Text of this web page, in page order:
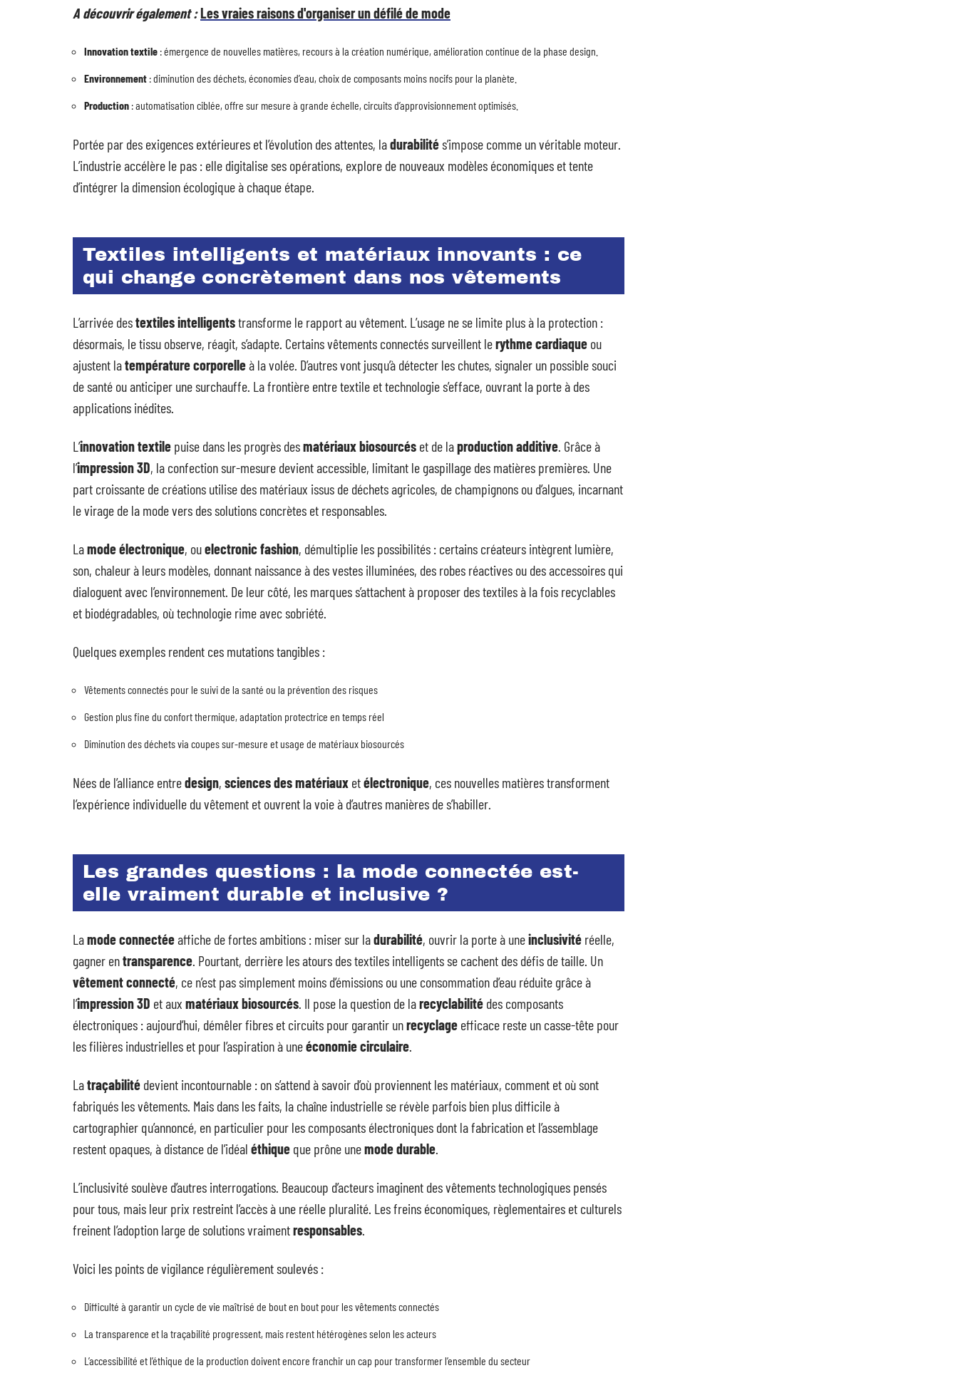
A découvrir également :Les vraies raisons d'organiser un défilé de mode
Innovation textile : émergence de nouvelles matières, recours à la création numérique, amélioration continue de la phase design.
Environnement : diminution des déchets, économies d’eau, choix de composants moins nocifs pour la planète.
Production : automatisation ciblée, offre sur mesure à grande échelle, circuits d’approvisionnement optimisés.
Portée par des exigences extérieures et l’évolution des attentes, ladurabilités’impose comme un véritable moteur.
L’industrie accélère le pas : elle digitalise ses opérations, explore de nouveaux modèles économiques et tente
d’intégrer la dimension écologique à chaque étape.
Textiles intelligents et matériaux innovants : ce
qui change concrètement dans nos vêtements
L’arrivée destextiles intelligentstransforme le rapport au vêtement. L’usage ne se limite plus à la protection :
désormais, le tissu observe, réagit, s’adapte. Certains vêtements connectés surveillent lerythme cardiaque ou
ajustent latempérature corporelleà la volée. D’autres vont jusqu’à détecter les chutes, signaler un possible souci
de santé ou anticiper une surchauffe. La frontière entre textile et technologie s’efface, ouvrant la porte à des
applications inédites.
L’innovation textile puise dans les progrès desmatériaux biosourcés et de laproduction additive. Grâce à
l’impression 3D, la confection sur-mesure devient accessible, limitant le gaspillage des matières premières. Une
part croissante de créations utilise des matériaux issus de déchets agricoles, de champignons ou d’algues, incarnant
le virage de la mode vers des solutions concrètes et responsables.
Lamode électronique, ouelectronic fashion, démultiplie les possibilités : certains créateurs intègrent lumière,
son, chaleur à leurs modèles, donnant naissance à des vestes illuminées, des robes réactives ou des accessoires qui
dialoguent avec l’environnement. De leur côté, les marques s’attachent à proposer des textiles à la fois recyclables
et biodégradables, où technologie rime avec sobriété.
Quelques exemples rendent ces mutations tangibles :
Vêtements connectés pour le suivi de la santé ou la prévention des risques
Gestion plus fine du confort thermique, adaptation protectrice en temps réel
Diminution des déchets via coupes sur-mesure et usage de matériaux biosourcés
Nées de l’alliance entredesign, sciences des matériaux etélectronique, ces nouvelles matières transforment
l’expérience individuelle du vêtement et ouvrent la voie à d’autres manières de s’habiller.
Les grandes questions : la mode connectée est-
elle vraiment durable et inclusive ?
Lamode connectéeaffiche de fortes ambitions : miser sur ladurabilité, ouvrir la porte à uneinclusivité réelle,
gagner entransparence. Pourtant, derrière les atours des textiles intelligents se cachent des défis de taille. Un
vêtement connecté, ce n’est pas simplement moins d’émissions ou une consommation d’eau réduite grâce à
l’impression 3D et aux matériaux biosourcés. Il pose la question de larecyclabilité des composants
électroniques : aujourd’hui, démêler fibres et circuits pour garantir unrecyclage efficace reste un casse-tête pour
les filières industrielles et pour l’aspiration à uneéconomie circulaire.
Latraçabilité devient incontournable : on s’attend à savoir d’où proviennent les matériaux, comment et où sont
fabriqués les vêtements. Mais dans les faits, la chaîne industrielle se révèle parfois bien plus difficile à
cartographier qu’annoncé, en particulier pour les composants électroniques dont la fabrication et l’assemblage
restent opaques, à distance de l’idéal éthique que prône unemode durable.
L’inclusivité soulève d’autres interrogations. Beaucoup d’acteurs imaginent des vêtements technologiques pensés
pour tous, mais leur prix restreint l’accès à une réelle pluralité. Les freins économiques, règlementaires et culturels
freinent l’adoption large de solutions vraimentresponsables.
Voici les points de vigilance régulièrement soulevés :
Difficulté à garantir un cycle de vie maîtrisé de bout en bout pour les vêtements connectés
La transparence et la traçabilité progressent, mais restent hétérogènes selon les acteurs
L’accessibilité et l’éthique de la production doivent encore franchir un cap pour transformer l’ensemble du secteur